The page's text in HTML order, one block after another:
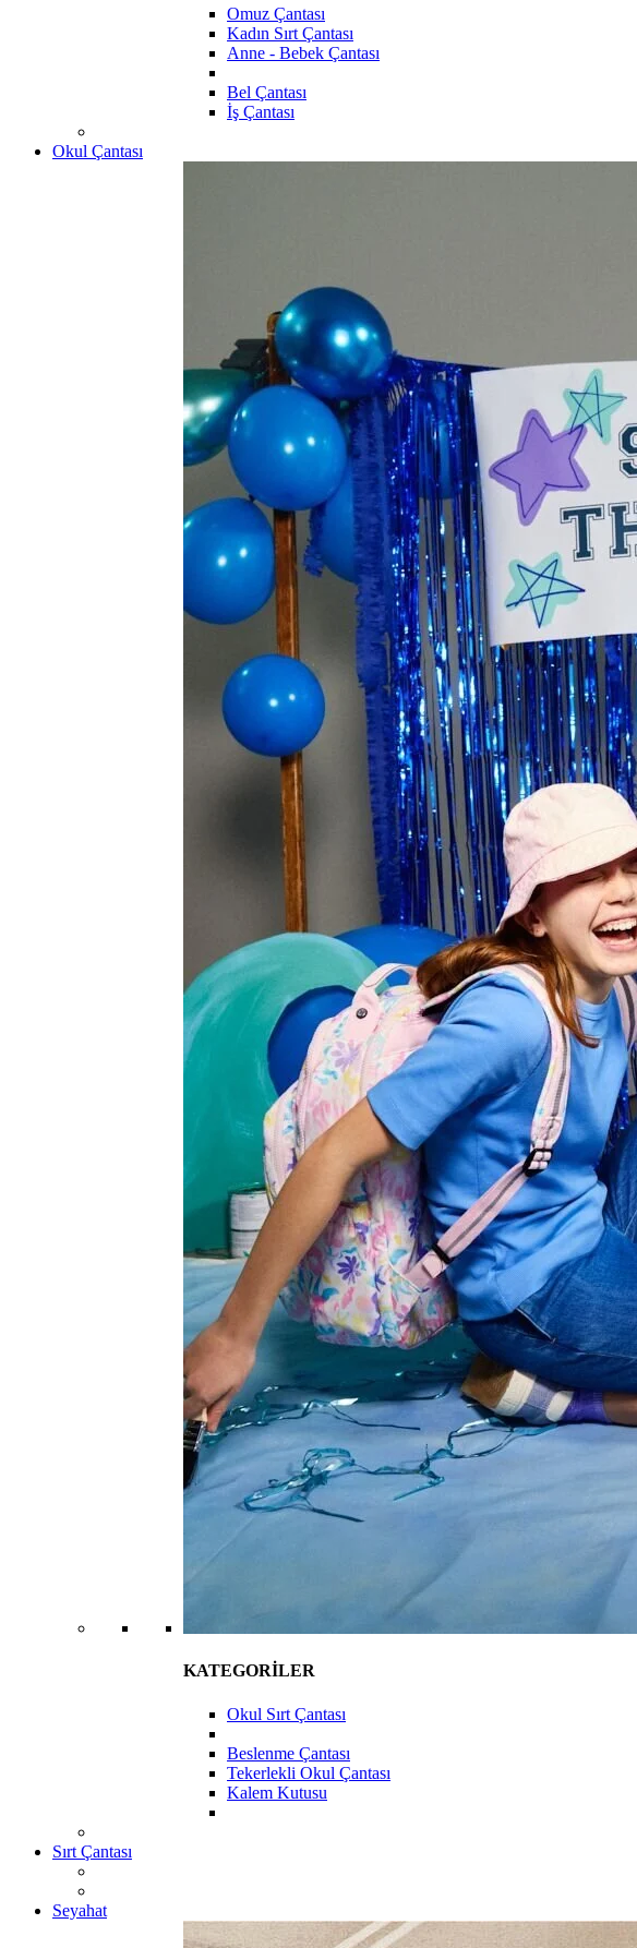
Omuz Çantası
Kadın Sırt Çantası
Anne - Bebek Çantası
Bel Çantası
İş Çantası
Okul Çantası
KATEGORİLER
Okul Sırt Çantası
Beslenme Çantası
Tekerlekli Okul Çantası
Kalem Kutusu
Sırt Çantası
Seyahat